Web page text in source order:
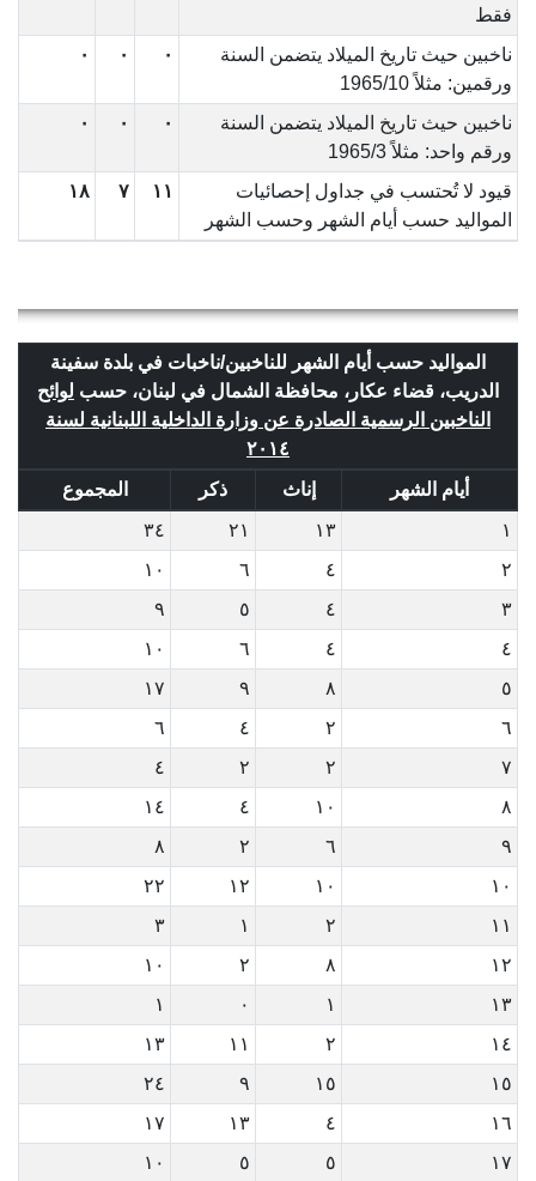
فقط
ناخبين حيث تاريخ الميلاد يتضمن السنة
ورقمين: مثلاً 1965/10
٠ ٠ ٠
ناخبين حيث تاريخ الميلاد يتضمن السنة
ورقم واحد: مثلاً 1965/3
٠ ٠ ٠
قيود لا تُحتسب في جداول إحصائيات
المواليد حسب أيام الشهر وحسب الشهر
١١ ٧ ١٨
المواليد حسب أيام الشهر للناخبين/ناخبات في بلدة سفينة
الدريب، قضاء عكار، محافظة الشمال في لبنان، حسب لوائح
الناخبين الرسمية الصادرة عن وزارة الداخلية اللبنانية لسنة
٢٠١٤
أيام الشهر
إناث ذكر
المجموع
١
١٣ ٢١
٣٤
٢
٤ ٦
١٠
٣
٤ ٥
٩
٤
٤ ٦
١٠
٥
٨ ٩
١٧
٦
٢ ٤
٦
٧
٢ ٢
٤
٨
١٠ ٤
١٤
٩
٦ ٢
٨
١٠
١٠ ١٢
٢٢
١١
٢ ١
٣
١٢
٨ ٢
١٠
١٣
١ ٠
١
١٤
٢ ١١
١٣
١٥
١٥ ٩
٢٤
١٦
٤ ١٣
١٧
١٧
٥ ٥
١٠